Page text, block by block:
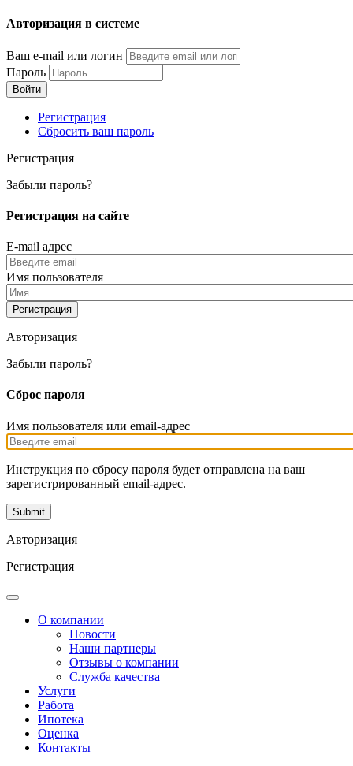
Перейти
основному
содержанию
Авторизация в системе
Ваш e-mail или логин
Пароль
Регистрация
Сбросить ваш пароль
Регистрация
Забыли пароль?
Регистрация на сайте
E-mail адрес
Имя пользователя
Авторизация
Забыли пароль?
Сброс пароля
Имя пользователя или email-адрес
Инструкция по сбросу пароля будет отправлена на ваш
зарегистрированный email-адрес.
Авторизация
Регистрация
О компании
Новости
Наши партнеры
Отзывы о компании
Служба качества
Услуги
Работа
Ипотека
Оценка
Контакты